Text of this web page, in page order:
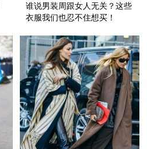
谁说男装周跟女人无关？这些
衣服我们也忍不住想买！